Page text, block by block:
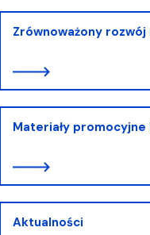
Zrównoważony rozwój
Materiały promocyjne
Aktualności